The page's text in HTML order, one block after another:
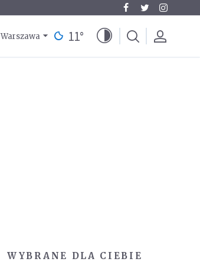
Warszawa 11°
WYBRANE DLA CIEBIE